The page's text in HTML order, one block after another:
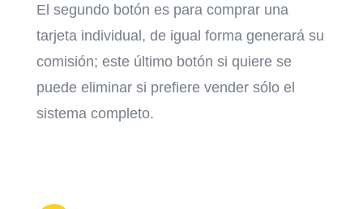
El segundo botón es para comprar una
tarjeta individual, de igual forma generará su
comisión; este último botón si quiere se
puede eliminar si prefiere vender sólo el
sistema completo.